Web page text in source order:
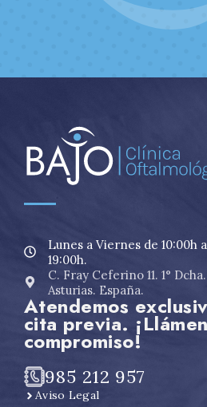
Lunes a Viernes de 10:00h
19:00h.
C. Fray Ceferino 11. 1°
Asturias. España.
Atendemos
cita previa.
compromiso!
985 212 957
Aviso Legal